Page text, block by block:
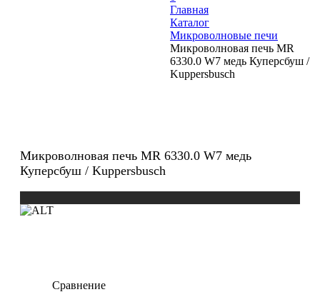
Главная
Каталог
Микроволновые печи
Микроволновая печь MR
6330.0 W7 медь Куперсбуш /
Kuppersbusch
Микроволновая печь MR 6330.0 W7 медь
Куперсбуш / Kuppersbusch
Сравнение